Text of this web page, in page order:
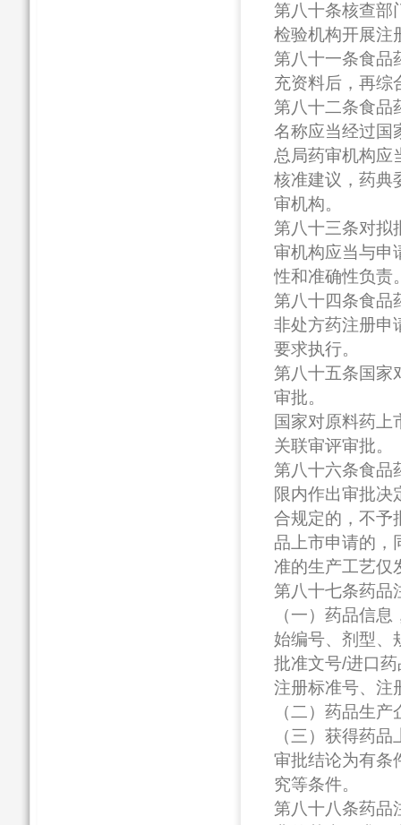
第八十条核查部
检验机构开展注
第八十一条食品
充资料后，再综
第八十二条食品
名称应当经过国
总局药审机构应
核准建议，药典
审机构。
第八十三条对拟
审机构应当与申
性和准确性负责
第八十四条食品
非处方药注册申
要求执行。
第八十五条国家
审批。
国家对原料药上
关联审评审批。
第八十六条食品
限内作出审批决
合规定的，不予
品上市申请的，
准的生产工艺仅
第八十七条药品
（一）药品信
始编号、剂型、
批准文号/进口
注册标准号、注
（二）药品生
（三）获得药
审批结论为有条
究等条件。
第八十八条药品